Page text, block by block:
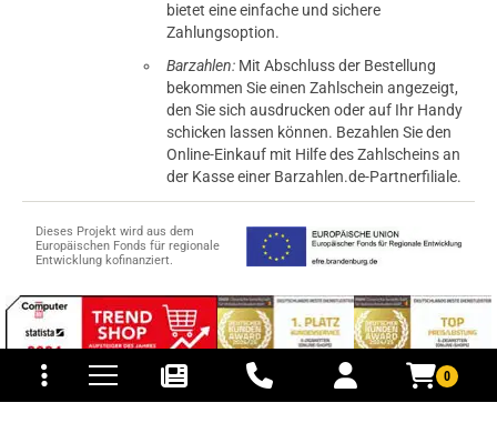
0
und Versandkosten
bietet eine einfache und sichere
Zahlungsoption.
Barzahlen: Mit Abschluss der Bestellung
bekommen Sie einen Zahlschein angezeigt,
den Sie sich ausdrucken oder auf Ihr Handy
schicken lassen können. Bezahlen Sie den
Online-Einkauf mit Hilfe des Zahlscheins an
der Kasse einer Barzahlen.de-Partnerfiliale.
Dieses Projekt wird aus dem
Europäischen Fonds für regionale
Entwicklung kofinanziert.
© 2015-2026 PB-ViGoods GmbH